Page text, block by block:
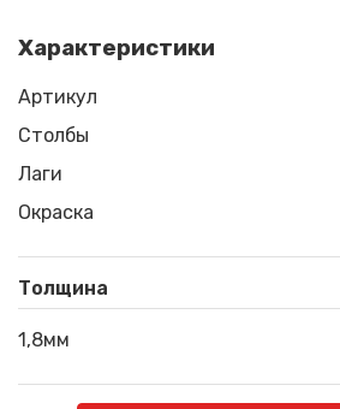
Характеристики
Артикул
Столбы
Лаги
Окраска
Толщина
1,8мм